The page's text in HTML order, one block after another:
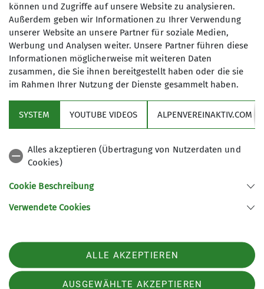
Erik Herold
0176 99113682
erik.herold@brueckner.com
Qualifikationen
84529 Tittmoning
Telefon +49 8683 686
können und Zugriffe auf unsere Website zu analysieren.
Außerdem geben wir Informationen zu Ihrer Verwendung
unserer Website an unsere Partner für soziale Medien,
Werbung und Analysen weiter. Unsere Partner führen diese
Informationen möglicherweise mit weiteren Daten
zusammen, die Sie ihnen bereitgestellt haben oder die sie
im Rahmen Ihrer Nutzung der Dienste gesammelt haben.
SYSTEM YOUTUBE VIDEOS ALPENVEREINAKTIV.COM
Alles akzeptieren (Übertragung von Nutzerdaten und
Cookies)
Cookie Beschreibung
Verwendete Cookies
ALLE AKZEPTIEREN
AUSGEWÄHLTE AKZEPTIEREN